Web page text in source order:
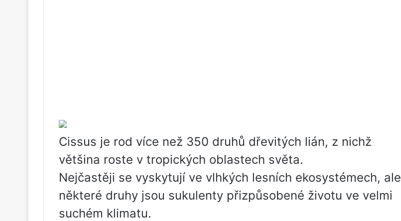
Cissus je rod více než 350 druhů dřevitých lián, z nichž
většina roste v tropických oblastech světa.
Nejčastěji se vyskytují ve vlhkých lesních ekosystémech, ale
některé druhy jsou sukulenty přizpůsobené životu ve velmi
suchém klimatu.